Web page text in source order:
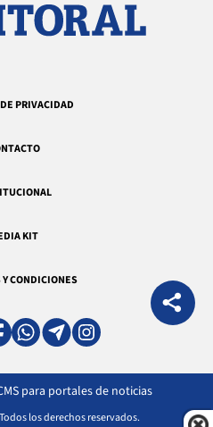
PRIVACIDAD
KIT
CONDICIONES
para portales de noticias
los derechos reservados.